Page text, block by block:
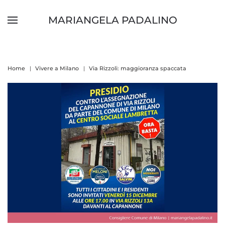
Skip to main content
MARIANGELA PADALINO
Home Vivere a Milano Via Rizzoli: maggioranza spaccata